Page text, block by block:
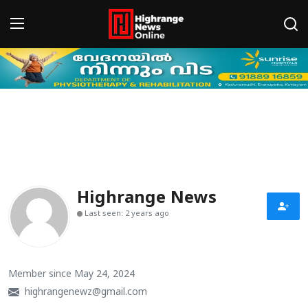
Login Register
BREAKING NEWS
Contact
LEAD NEWS
INDIA
Highrange News
Last seen: 2 years ago
Member since May 24, 2024
highrangenewz@gmail.com